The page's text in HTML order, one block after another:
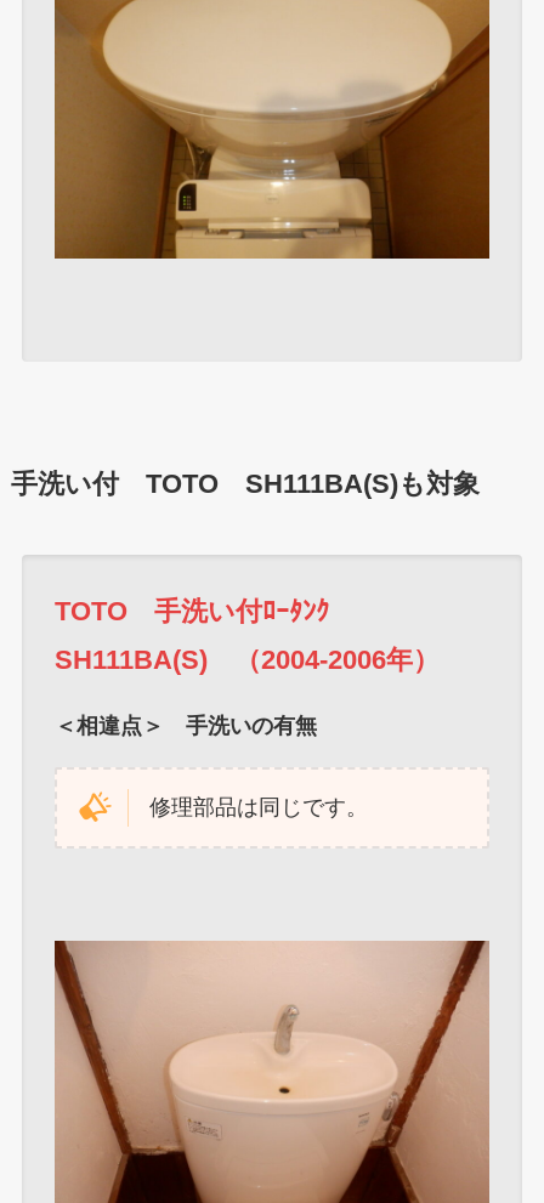
手洗い付 TOTO SH111BA(S)も対象
TOTO 手洗い付ﾛｰﾀﾝｸ
SH111BA(S) （2004-2006年）
＜相違点＞ 手洗いの有無
修理部品は同じです。